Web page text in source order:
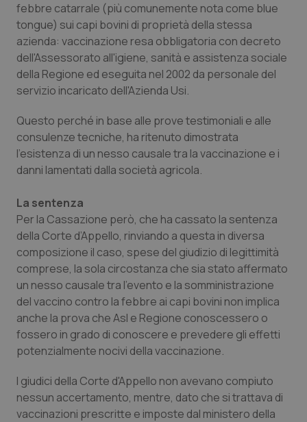
Provincia Autonoma di Bolzano
Provincia Autonoma di Trento
Puglia
Sardegna
Sicilia
Umbria
Valle D’Aosta
Veneto
Infezioni & Febbre
Ipertensione & Scompenso
Malattie rare
Malattia di Crohn & Rettocolite Ulcerosa
Neuroscienze & patologie neurodegenerative
Oftalmologia
Oncodermatologia
Oncoematologia
Oncologia & Nutrizione
Quotidiano Cardiologia
febbre catarrale (più comunemente nota come blue
tongue) sui capi bovini di proprietà della stessa
azienda: vaccinazione resa obbligatoria con decreto
dell'Assessorato all'igiene, sanità e assistenza sociale
della Regione ed eseguita nel 2002 da personale del
servizio incaricato dell'Azienda Usi.
Questo perché in base alle prove testimoniali e alle
consulenze tecniche, ha ritenuto dimostrata
l'esistenza di un nesso causale tra la vaccinazione e i
danni lamentati dalla società agricola.
La sentenza
Per la Cassazione però, che ha cassato la sentenza
della Corte d’Appello, rinviando a questa in diversa
composizione il caso, spese del giudizio di legittimità
comprese, la sola circostanza che sia stato affermato
un nesso causale tra l'evento e la somministrazione
del vaccino contro la febbre ai capi bovini non implica
anche la prova che Asl e Regione conoscessero o
fossero in grado di conoscere e prevedere gli effetti
potenzialmente nocivi della vaccinazione.
I giudici della Corte d'Appello non avevano compiuto
nessun accertamento, mentre, dato che si trattava di
vaccinazioni prescritte e imposte dal ministero della